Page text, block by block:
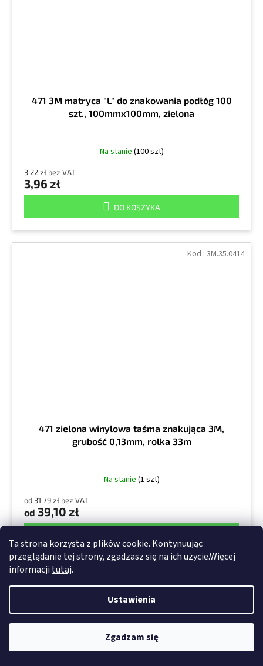
Ta strona korzysta z plików cookie. Kontynuując
przeglądanie tej strony, zgadzasz się na ich użycie.Więcej
informacji tutaj.
Ustawienia
Zgadzam się
471 3M matryca "L" do znakowania podłóg 100
szt., 100mmx100mm, zielona
Na stanie (100 szt)
3,22 zł bez VAT
3,96 zł
DO KOSZYKA
471 zielona winylowa taśma znakująca 3M,
grubość 0,13mm, rolka 33m
Na stanie (1 szt)
od 31,79 zł bez VAT
od 39,10 zł
6 mm 9mm 12 mm 19 mm 25mm 50mm 100mm
Kod : 3M.35.0414